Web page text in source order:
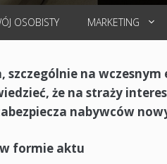
OSOBISTY MARKETING
szczególnie na
że na straży
nabywców
formie aktu